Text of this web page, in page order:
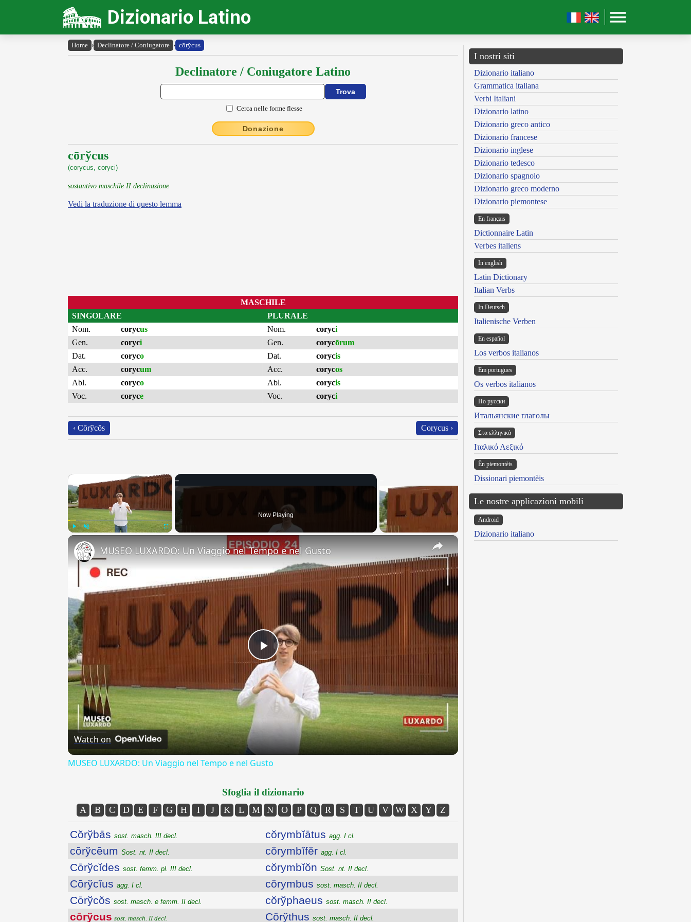
Dizionario Latino
Home › Declinatore / Coniugatore › cōry̆cus
Declinatore / Coniugatore Latino
Cerca nelle forme flesse
Donazione
cōrўcus
(corycus, coryci)
sostantivo maschile II declinazione
Vedi la traduzione di questo lemma
MASCHILE
SINGOLARE
Nom.
corycus
Gen.
coryci
Dat.
coryco
Acc.
corycum
Abl.
coryco
Voc.
coryce
PLURALE
Nom.
coryci
Gen.
corycōrum
Dat.
corycis
Acc.
corycos
Abl.
corycis
Voc.
coryci
‹ Cōrўcŏs Corycus ›
×
Now Playing
×
Play
Video
MUSEO LUXARDO: Un Viaggio nel Tempo e nel Gusto
Watch on
MUSEO LUXARDO: Un Viaggio nel Tempo e nel Gusto
Sfoglia il dizionario
A B C D E F G H I J K L M N O P Q R S T U V W X Y Z
Cŏrўbās sost. masch. III decl.
cōrўcēum Sost. nt. II decl.
Cōrўcĭdes sost. femm. pl. III decl.
Cōrўcĭus agg. I cl.
Cōrўcŏs sost. masch. e femm. II decl.
cōrўcus sost. masch. II decl.
cŏrymbĭātus agg. I cl.
cŏrymbĭfĕr agg. I cl.
cŏrymbĭŏn Sost. nt. II decl.
cŏrymbus sost. masch. II decl.
cŏrўphaeus sost. masch. II decl.
Cŏrўthus sost. masch. II decl.
I nostri siti
Dizionario italiano
Grammatica italiana
Verbi Italiani
Dizionario latino
Dizionario greco antico
Dizionario francese
Dizionario inglese
Dizionario tedesco
Dizionario spagnolo
Dizionario greco moderno
Dizionario piemontese
En français
Dictionnaire Latin
Verbes italiens
In english
Latin Dictionary
Italian Verbs
In Deutsch
Italienische Verben
En español
Los verbos italianos
Em portugues
Os verbos italianos
По русски
Итальянские глаголы
Στα ελληνικά
Ιταλικό Λεξικό
Ën piemontèis
Dissionari piemontèis
Le nostre applicazioni mobili
Android
Dizionario italiano